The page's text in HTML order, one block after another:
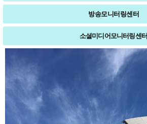
방송모니터링센터
소셜미디어모니터링센터